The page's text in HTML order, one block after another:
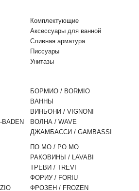
Комплектующие
Аксессуары для ванной
Cливная арматура
Писсуары
Унитазы
БОРМИО / BORMIO
ВАННЫ
ВИНЬОНИ / VIGNONI
ВОЛНА / WAVE
ДЖАМБАССИ / GAMBASSI
ПО.МО / PO.MO
РАКОВИНЫ / LAVABI
ТРЕВИ / TREVI
ФОРИУ / FORIU
ФРОЗЕН / FROZEN